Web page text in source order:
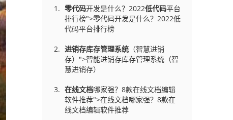
零代码开发是什么？2022低代码平台
排行榜">零代码开发是什么？2022低
代码平台排行榜
进销存库存管理系统 （智慧进销
存）">智能进销存库存管理系统（智
慧进销存）
在线文档哪家强？8款在线文档编辑
软件推荐">在线文档哪家强？8款在
线文档编辑软件推荐